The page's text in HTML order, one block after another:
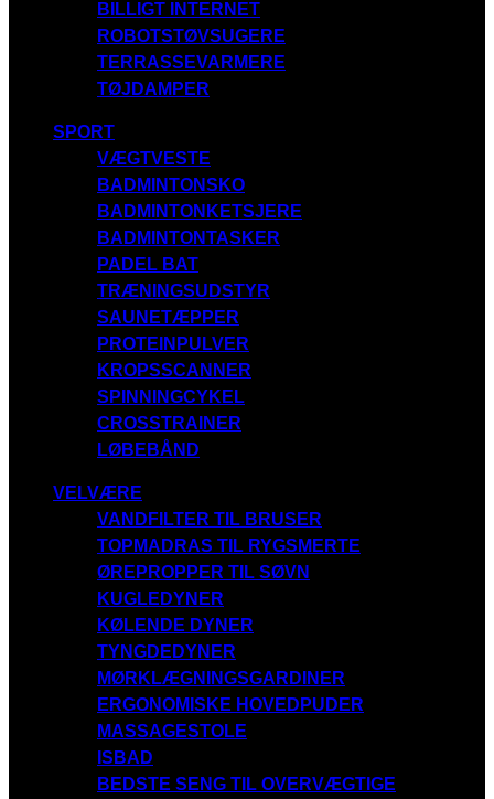
BILLIGT INTERNET
ROBOTSTØVSUGERE
TERRASSEVARMERE
TØJDAMPER
SPORT
VÆGTVESTE
BADMINTONSKO
BADMINTONKETSJERE
BADMINTONTASKER
PADEL BAT
TRÆNINGSUDSTYR
SAUNETÆPPER
PROTEINPULVER
KROPSSCANNER
SPINNINGCYKEL
CROSSTRAINER
LØBEBÅND
VELVÆRE
VANDFILTER TIL BRUSER
TOPMADRAS TIL RYGSMERTE
ØREPROPPER TIL SØVN
KUGLEDYNER
KØLENDE DYNER
TYNGDEDYNER
MØRKLÆGNINGSGARDINER
ERGONOMISKE HOVEDPUDER
MASSAGESTOLE
ISBAD
BEDSTE SENG TIL OVERVÆGTIGE